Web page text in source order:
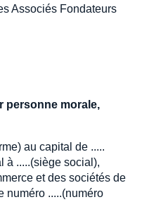
Associés Fondateurs
personne morale,
au capital de .....
à .....(siège social),
et des sociétés de
numéro .....(numéro